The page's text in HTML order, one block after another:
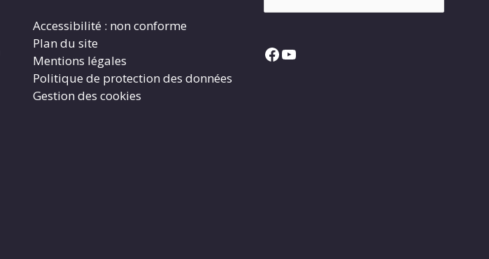
Accessibilité : non conforme
Plan du site
Mentions légales
Politique de protection des données
Gestion des cookies
Facebook
YouTube